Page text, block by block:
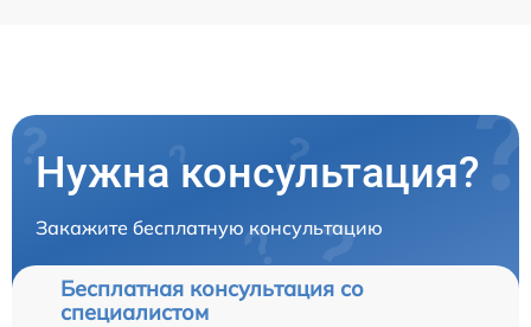
Нужна консультация?
Закажите бесплатную консультацию
Бесплатная консультация со
специалистом